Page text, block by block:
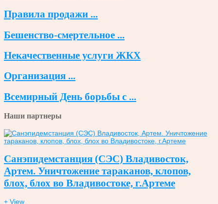
Правила продажи ...
Бешенство-смертельное ...
Некачественные услуги ЖКХ
Организация ...
Всемирный День борьбы с ...
Наши партнеры
Санэпидемстанция (СЭС) Владивосток,
Артем. Уничтожение тараканов, клопов,
блох, блох во Владивостоке, г.Артеме
+ View